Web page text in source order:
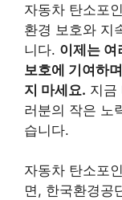
자동차 탄소포
환경 보호와 지
니다. 이제는 여
보호에 기여하
지 마세요. 지금
러분의 작은 노
습니다.
자동차 탄소포
면, 한국환경공